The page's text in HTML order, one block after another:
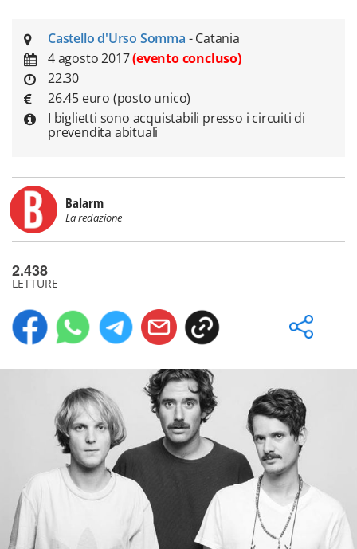
Castello d'Urso Somma - Catania
4 agosto 2017(evento concluso)
22.30
26.45 euro (posto unico)
I biglietti sono acquistabili presso i circuiti di
prevendita abituali
Balarm
La redazione
2.438
LETTURE